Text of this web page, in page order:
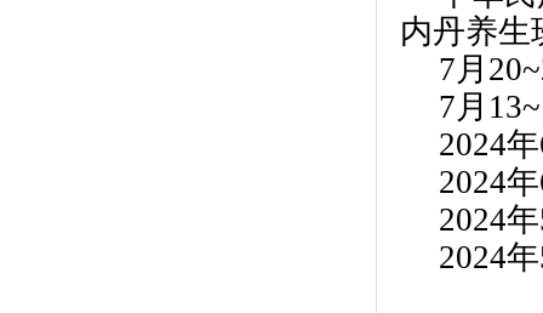
内丹养生
7月
7月
2024
2024
2024
2024